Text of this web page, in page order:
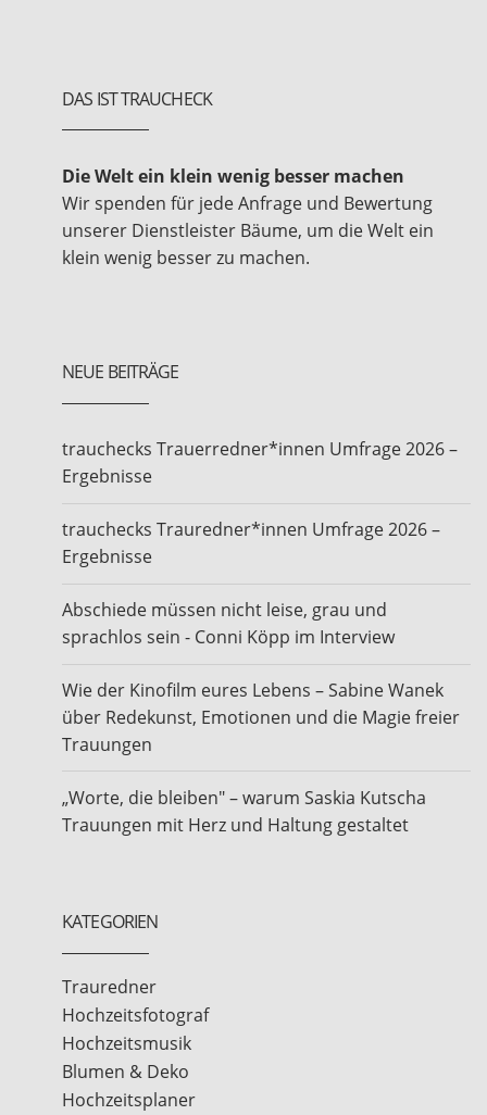
DAS IST TRAUCHECK
Die Welt ein klein wenig besser machen
Wir spenden für jede Anfrage und Bewertung
unserer Dienstleister Bäume, um die Welt ein
klein wenig besser zu machen.
NEUE BEITRÄGE
trauchecks Trauerredner*innen Umfrage 2026 –
Ergebnisse
trauchecks Trauredner*innen Umfrage 2026 –
Ergebnisse
Abschiede müssen nicht leise, grau und
sprachlos sein - Conni Köpp im Interview
Wie der Kinofilm eures Lebens – Sabine Wanek
über Redekunst, Emotionen und die Magie freier
Trauungen
„Worte, die bleiben" – warum Saskia Kutscha
Trauungen mit Herz und Haltung gestaltet
KATEGORIEN
Trauredner
Hochzeitsfotograf
Hochzeitsmusik
Blumen & Deko
Hochzeitsplaner